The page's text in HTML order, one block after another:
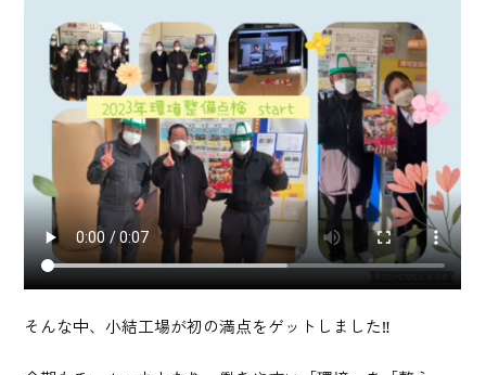
Story
日榮の歩み
News
Recruit
採用情報
Privacy Policy
プライバシーポリシー
そんな中、小結工場が初の満点をゲットしました‼︎